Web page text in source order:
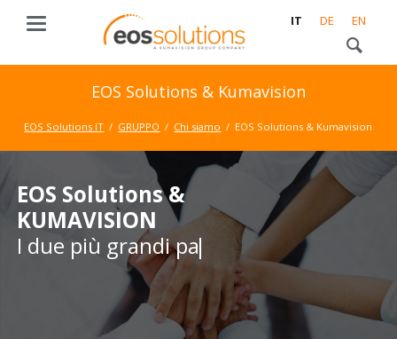
IT DE EN
EOS Solutions & Kumavision
EOS Solutions IT GRUPPO Chi siamo EOS Solutions & Kumavision
EOS Solutions &
KUMAVISION
EOS Solutions &
KUMAVISION
I due più grandi par
I due più grandi partner
Microsoft Dynamics 365
Business Central in Europa
uniscono le forze